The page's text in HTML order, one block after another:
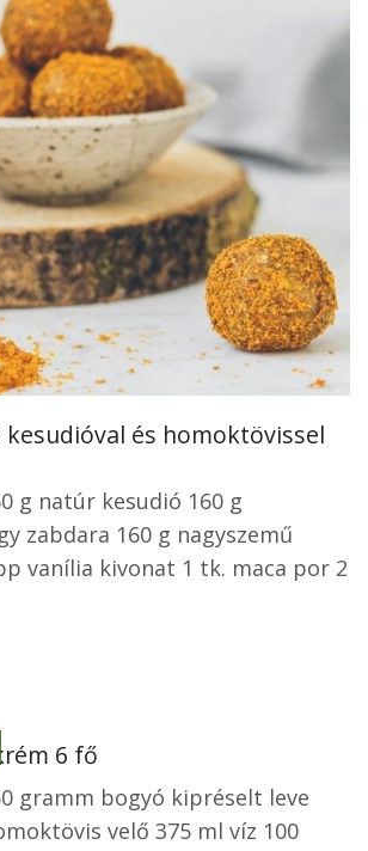
kesudióval és homoktövissel
g natúr kesudió 160 g
zabdara 160 g nagyszemű
vanília kivonat 1 tk. maca por 2
6 fő
gramm bogyó kipréselt leve
velő 375 ml víz 100